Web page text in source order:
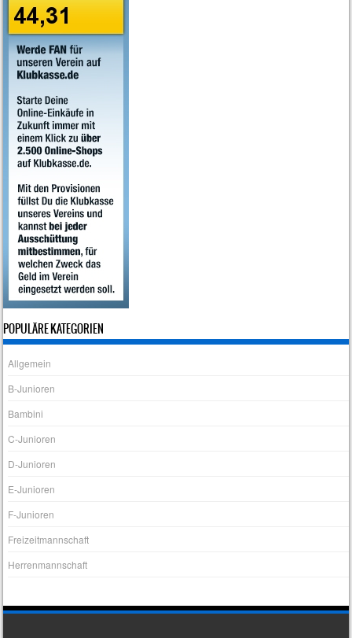
POPULÄRE KATEGORIEN
Allgemein
B-Junioren
Bambini
C-Junioren
D-Junioren
E-Junioren
F-Junioren
Freizeitmannschaft
Herrenmannschaft